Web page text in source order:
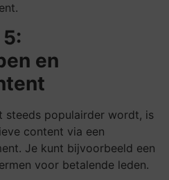
en
steeds populairder wordt, is
content via een
Je kunt bijvoorbeeld een
voor betalende leden.